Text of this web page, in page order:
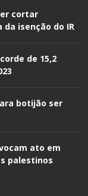
cortar
isenção do IR
de 15,2
botijão ser
ato em
palestinos